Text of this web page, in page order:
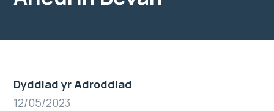
Dyddiad yr Adroddiad
12/05/2023